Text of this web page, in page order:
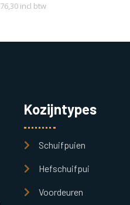
76,30 incl btw
Kozijntypes
Schuifpuien
Hefschuifpui
Voordeuren